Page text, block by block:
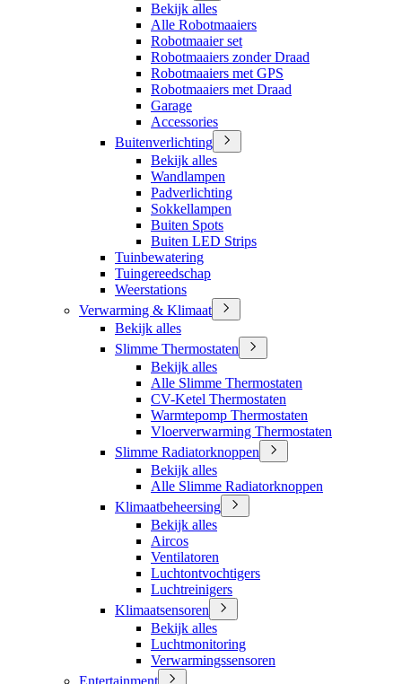
Bekijk alles
Alle Robotmaaiers
Robotmaaier set
Robotmaaiers zonder Draad
Robotmaaiers met GPS
Robotmaaiers met Draad
Garage
Accessories
Buitenverlichting
Bekijk alles
Wandlampen
Padverlichting
Sokkellampen
Buiten Spots
Buiten LED Strips
Tuinbewatering
Tuingereedschap
Weerstations
Verwarming & Klimaat
Bekijk alles
Slimme Thermostaten
Bekijk alles
Alle Slimme Thermostaten
CV-Ketel Thermostaten
Warmtepomp Thermostaten
Vloerverwarming Thermostaten
Slimme Radiatorknoppen
Bekijk alles
Alle Slimme Radiatorknoppen
Klimaatbeheersing
Bekijk alles
Aircos
Ventilatoren
Luchtontvochtigers
Luchtreinigers
Klimaatsensoren
Bekijk alles
Luchtmonitoring
Verwarmingssensoren
Entertainment